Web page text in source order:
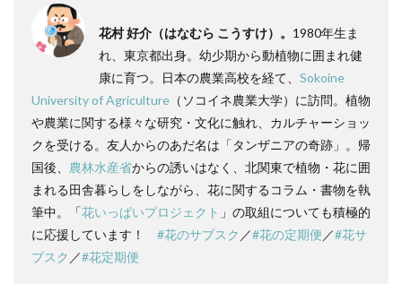
花村 好介（はなむら こうすけ）。 1980年生ま
れ、東京都出身。幼少期から動植物に囲まれ健
康に育つ。日本の農業高校を経て、 Sokoine
University of Agriculture （ソコイネ農業大学）に訪問。植物
や農業に関する様々な研究・文化に触れ、カルチャーショッ
クを受ける。友人からのあだ名は「タンザニアの奇跡」。帰
国後、 農林水産省からの誘いはなく、北関東で植物・花に囲
まれる田舎暮らしをしながら、花に関するコラム・書物を執
筆中。「花いっぱいプロジェクト 」の取組についても積極的
に応援しています！ #花のサブスク ／#花の定期便 ／#花サ
ブスク ／#花定期便